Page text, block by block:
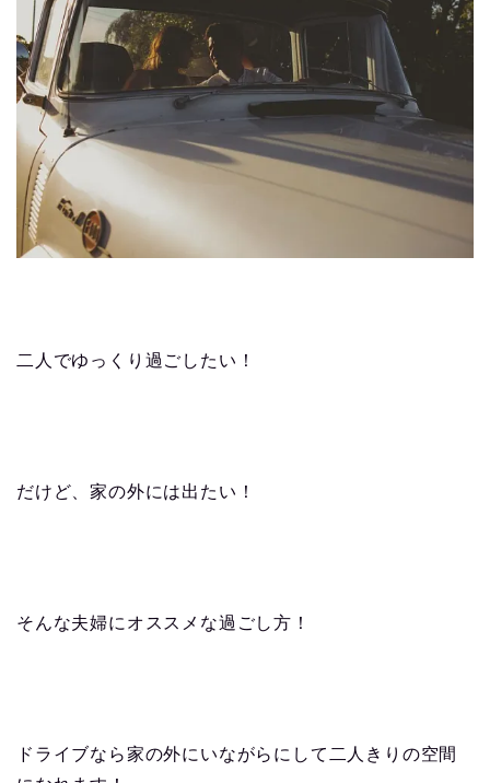
二人でゆっくり過ごしたい！
だけど、家の外には出たい！
そんな夫婦にオススメな過ごし方！
ドライブなら家の外にいながらにして二人きりの空間